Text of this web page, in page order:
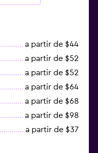
a partir de $44
a partir de $52
a partir de $52
a partir de $64
a partir de $68
a partir de $98
a partir de $37